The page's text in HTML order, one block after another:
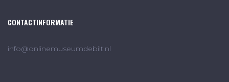
CONTACTINFORMATIE
info@onlinemuseumdebilt.nl